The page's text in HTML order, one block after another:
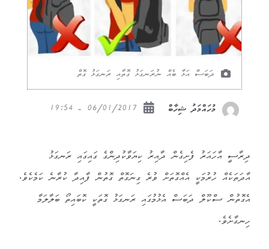
ދަބަސް އަޅާ ބެއް ނުރަނގަޅު ގޮތާއި ރަނގަޅު ގޮތް
މުހައްމަދު ޝިހާބް 06/01/2017 - 19:54
ދިރާސީ އާހައަރު ފެށިގެން ދާއިރު ކިޔަވާކުދިންގެ ގައިގައި ރަނގަޅު
އާދަތަކެއް ހުރުމަކީ އެއްގޮތަށް ވުރެ ގިނަގޮތް ގޮތުން ފާއިދާ ކުރާނެ ކަމެކެވެ.
އެގޮތުން ސްކޫލް ދަބަސް އެޅުމުގައި ރަނގަޅު ގޮތަކީ ކޮބައިތޯ ބަލާލަމާ
ހިނގާށެވެ.